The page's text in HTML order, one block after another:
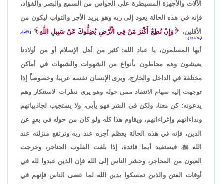
الآلات والأجهزة المسيطرة على الحواس من السمع والبصر والفؤاد،
فإنه في هذه الحالة يعود إلى ربه وهو يريد الأجر والثواب ليكون من
الأقلين،
وَإِنْ تُطِعْ أَكْثَرَ مَنْ فِي الْأَرْضِ يُضِلُّوكَ عَنْ سَبِيلِ اللَّهِ
الأنعام
آية: 116
أيها المسلمون، يا عباد الله: كثير من أهل الإسلام أو من أولادنا
يعيشون وهم محاطون بأنواع من الشهوات والشبهات في أماكن
مختلفة في الداخل والخارج، ويرى الإنسان نفسه غريبا، وخصوصاً إذا
توجهت إليه سهام الانتقاد ممن حوله وهو يرى نظرات الاستنكار وهم
يدعونه: كن معنا، ولكن في الشر فهو يأبى، ولا يستجيب لجاذبياتهم
ونداءاتهم وإغراءاتهم، ويقاوم هذا كله ولو كان من حوله في بعدٍ عن
الدين، فإنه في هذه الحالة يعظم أجره عند ربه وترتفع منزلته عند
الله، فيستفيد أيما فائدة، إذا بلغت القلوب الحناجر، وخرجت
العيون من المحاجر، وحشر الناس إلى الله فإن الذين عبدوا لله في
أوقات الفتن والذين تمسكوا بدين الله لما عصى الناس فإنهم في